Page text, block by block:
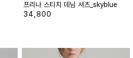
프리나 스티치 데님 셔츠_skyblue
34,800